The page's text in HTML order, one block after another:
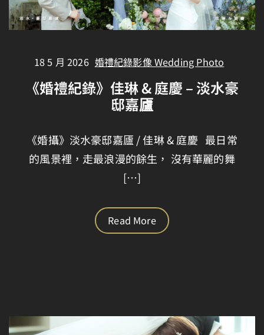
18 5 月 2026 婚禮紀錄影像 Wedding Photo
《婚禮紀錄》佳琳 & 庭慶 – 淡水豪
邸嘉𠫂
《婚攝》淡水豪邸嘉𠫂 / 佳琳 & 庭慶 最日常
的風景裡，走最浪漫的餘生， 沒有華麗的舞
[…]
Read More